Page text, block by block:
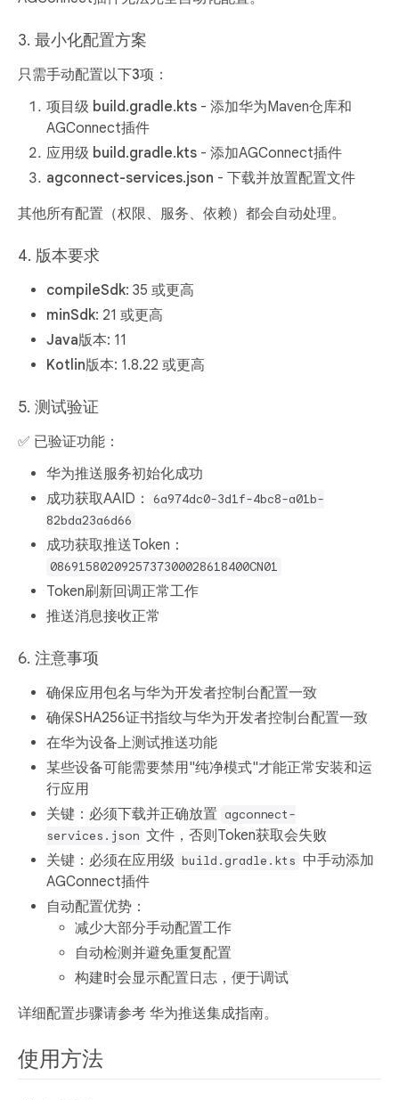
3. 最小化配置方案
只需手动配置以下3项 ：
项目级 build.gradle.kts - 添加华为Maven仓库和
AGConnect插件
应用级 build.gradle.kts - 添加AGConnect插件
agconnect-services.json - 下载并放置配置文件
其他所有配置（权限、服务、依赖）都会自动处理。
4. 版本要求
compileSdk: 35 或更高
minSdk: 21 或更高
Java版本: 11
Kotlin版本: 1.8.22 或更高
5. 测试验证
✅ 已验证功能 ：
华为推送服务初始化成功
成功获取AAID：
6a974dc0-3d1f-4bc8-a01b-
82bda23a6d66
成功获取推送Token：
0869158020925737300028618400CN01
Token刷新回调正常工作
推送消息接收正常
6. 注意事项
确保应用包名与华为开发者控制台配置一致
确保SHA256证书指纹与华为开发者控制台配置一致
在华为设备上测试推送功能
某些设备可能需要禁用"纯净模式"才能正常安装和运
行应用
关键 ：必须下载并正确放置 agconnect-
services.json 文件，否则Token获取会失败
关键 ：必须在应用级 build.gradle.kts 中手动添加
AGConnect插件
自动配置优势 ：
减少大部分手动配置工作
自动检测并避免重复配置
构建时会显示配置日志，便于调试
详细配置步骤请参考 华为推送集成指南。
使用方法